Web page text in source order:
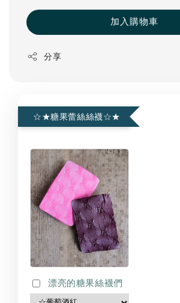
加入購物車
分享
☆★糖果蕾絲絲襪☆★
漂亮的糖果絲襪們